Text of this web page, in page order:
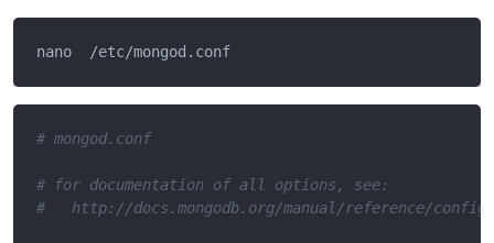
# mongod.conf
# for documentation of all options, see:
#   http://docs.mongodb.org/manual/reference/